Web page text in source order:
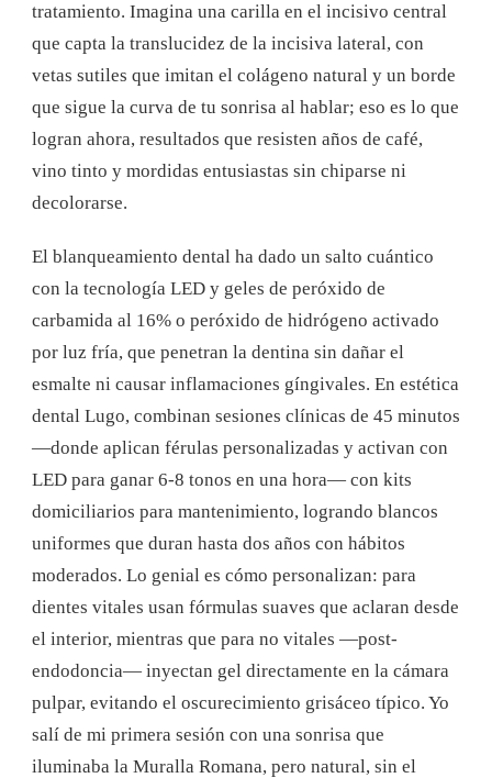
tratamiento. Imagina una carilla en el incisivo central
que capta la translucidez de la incisiva lateral, con
vetas sutiles que imitan el colágeno natural y un borde
que sigue la curva de tu sonrisa al hablar; eso es lo que
logran ahora, resultados que resisten años de café,
vino tinto y mordidas entusiastas sin chiparse ni
decolorarse.
El blanqueamiento dental ha dado un salto cuántico
con la tecnología LED y geles de peróxido de
carbamida al 16% o peróxido de hidrógeno activado
por luz fría, que penetran la dentina sin dañar el
esmalte ni causar inflamaciones gíngivales. En estética
dental Lugo, combinan sesiones clínicas de 45 minutos
—donde aplican férulas personalizadas y activan con
LED para ganar 6-8 tonos en una hora— con kits
domiciliarios para mantenimiento, logrando blancos
uniformes que duran hasta dos años con hábitos
moderados. Lo genial es cómo personalizan: para
dientes vitales usan fórmulas suaves que aclaran desde
el interior, mientras que para no vitales —post-
endodoncia— inyectan gel directamente en la cámara
pulpar, evitando el oscurecimiento grisáceo típico. Yo
salí de mi primera sesión con una sonrisa que
iluminaba la Muralla Romana, pero natural, sin el